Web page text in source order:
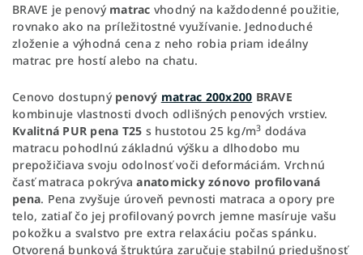
BRAVE je penový matrac vhodný na každodenné použitie,
rovnako ako na príležitostné využívanie. Jednoduché
zloženie a výhodná cena z neho robia priam ideálny
matrac pre hostí alebo na chatu.
Cenovo dostupný penový matrac 200x200 BRAVE
kombinuje vlastnosti dvoch odlišných penových vrstiev.
Kvalitná PUR pena T25 s hustotou 25 kg/m3 dodáva
matracu pohodlnú základnú výšku a dlhodobo mu
prepožičiava svoju odolnosť voči deformáciám. Vrchnú
časť matraca pokrývaanatomicky zónovo profilovaná
pena. Pena zvyšuje úroveň pevnosti matraca a opory pre
telo, zatiaľ čo jej profilovaný povrch jemne masíruje vašu
pokožku a svalstvo pre extra relaxáciu počas spánku.
Otvorená bunková štruktúra zaručuje stabilnú priedušnosť